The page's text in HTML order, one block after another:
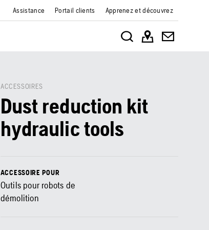
Assistance Portail clients Apprenez et découvrez
ACCESSOIRES
Dust reduction kit
hydraulic tools
ACCESSOIRE POUR
Outils pour robots de
démolition